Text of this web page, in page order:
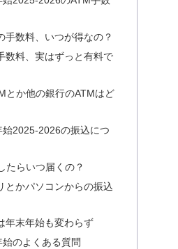
手数料、いつが得なの？
数料、実はずっと有料で
とか他の銀行のATMはど
2025-2026の振込につ
たらいつ届くの？
とかパソコンからの振込
年末年始も変わらず
のよくある質問